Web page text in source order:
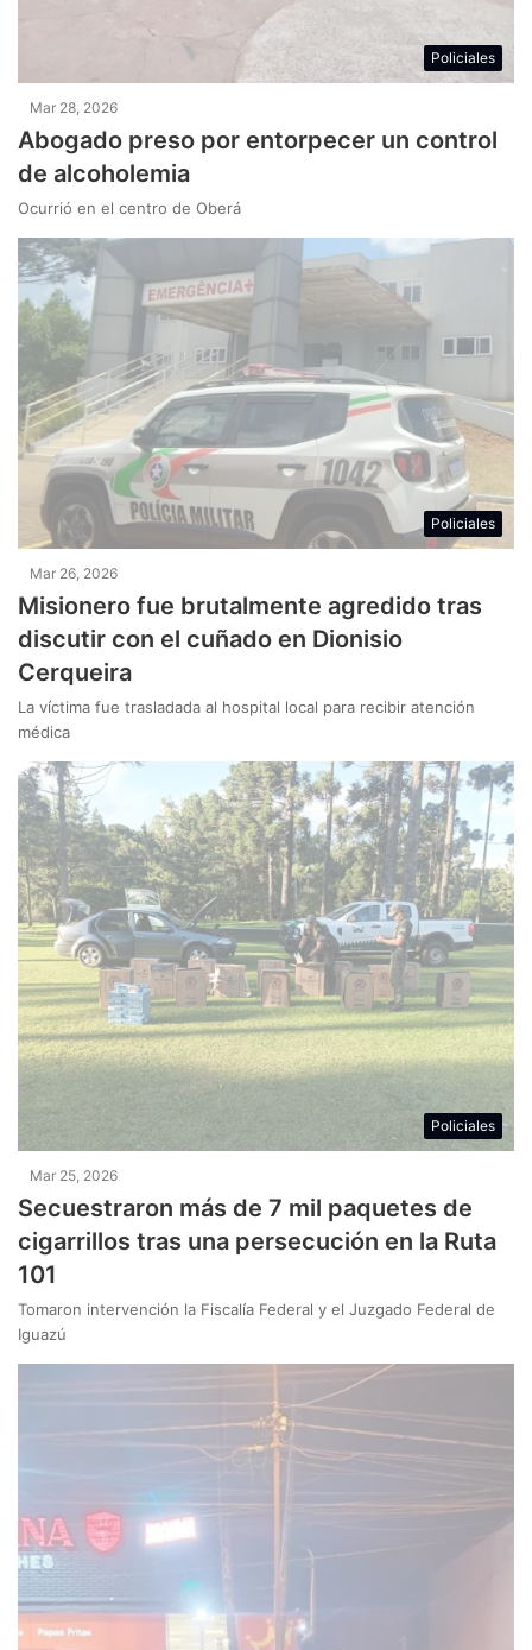
Policiales
Mar 28, 2026
Abogado preso por entorpecer un control
de alcoholemia
Ocurrió en el centro de Oberá
Policiales
Mar 26, 2026
Misionero fue brutalmente agredido tras
discutir con el cuñado en Dionisio
Cerqueira
La víctima fue trasladada al hospital local para recibir atención
médica
Policiales
Mar 25, 2026
Secuestraron más de 7 mil paquetes de
cigarrillos tras una persecución en la Ruta
101
Tomaron intervención la Fiscalía Federal y el Juzgado Federal de
Iguazú